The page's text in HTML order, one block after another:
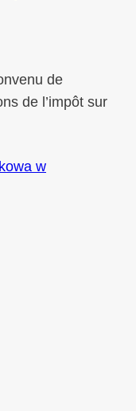
de
de l’impôt sur